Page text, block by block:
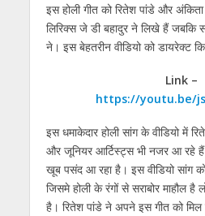
इस होली गीत को रितेश पांडे और
लिरिक्स जे डी बहादुर ने लिखे हैं जबकि
ने। इस बेहतरीन वीडियो को डायरेक्ट
Link –
https://youtu.be/
इस धमाकेदार होली सांग के वीडियो में
और जूनियर आर्टिस्ट्स भी नजर आ रहे
खूब पसंद आ रहा है। इस वीडियो सांग
जिसमे होली के रंगों से सराबोर माहौल
है। रितेश पांडे ने अपने इस गीत को मिल